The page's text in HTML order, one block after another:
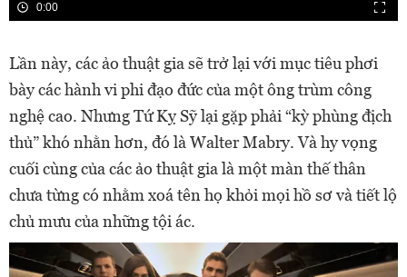
0:00
Lần này, các ảo thuật gia sẽ trở lại với mục tiêu phơi
bày các hành vi phi đạo đức của một ông trùm công
nghệ cao. Nhưng Tứ Kỵ Sỹ lại gặp phải “kỳ phùng địch
thủ” khó nhằn hơn, đó là Walter Mabry. Và hy vọng
cuối cùng của các ảo thuật gia là một màn thế thân
chưa từng có nhằm xoá tên họ khỏi mọi hồ sơ và tiết lộ
chủ mưu của những tội ác.